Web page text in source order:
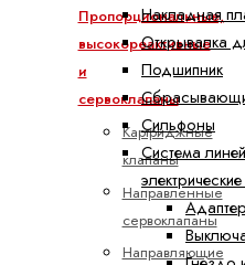
Пропорциональные,
высокореактивные
и
сервоклапаны
Картриджные
клапаны
Направленные
сервоклапаны
Направляющие
Накладная
Открывалка
Подшипник
Сильфоны
Система
Адаптер